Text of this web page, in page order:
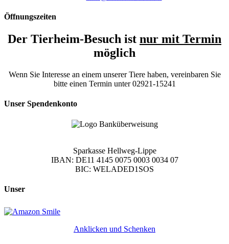
Öffnungszeiten
Der Tierheim-Besuch ist nur mit Termin
möglich
Wenn Sie Interesse an einem unserer Tiere haben, vereinbaren Sie
bitte einen Termin unter 02921-15241
Unser Spendenkonto
Sparkasse Hellweg-Lippe
IBAN: DE11 4145 0075 0003 0034 07
BIC: WELADED1SOS
Unser
Anklicken und Schenken